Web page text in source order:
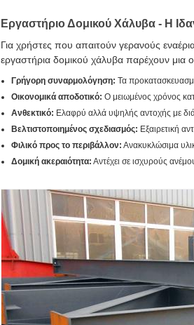
Εργαστήριο Δομικού Χάλυβα - Η
Για χρήστες που απαιτούν γερανούς
εργαστήρια δομικού χάλυβα παρέχουν μια
Γρήγορη συναρμολόγηση: Τα
Οικονομικά αποδοτικό: Ο μειωμένος χρόνος
Ανθεκτικό: Ελαφρύ αλλά υψηλής αντοχής με
Βελτιστοποιημένος σχεδιασμός: Εξαιρετική
Φιλικό προς το περιβάλλον: Ανακυκλώσιμα
Δομική ακεραιότητα: Αντέχει σε ισχυρούς